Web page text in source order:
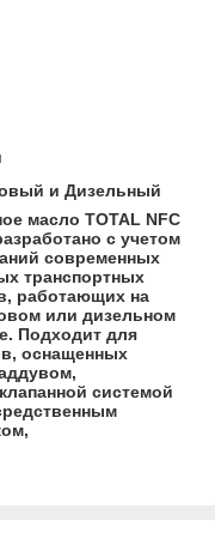
и Дизельный
масло TOTAL NFC
с учетом
современных
транспортных
работающих на
или дизельном
Подходит для
оснащенных
системой